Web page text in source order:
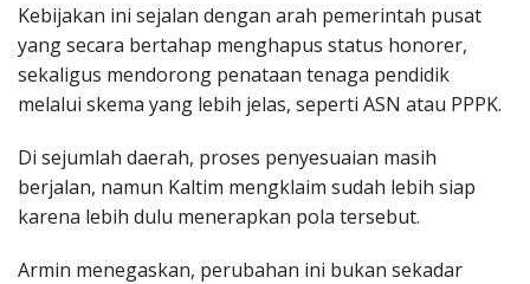
Kebijakan ini sejalan dengan arah pemerintah pusat
yang secara bertahap menghapus status honorer,
sekaligus mendorong penataan tenaga pendidik
melalui skema yang lebih jelas, seperti ASN atau PPPK.
Di sejumlah daerah, proses penyesuaian masih
berjalan, namun Kaltim mengklaim sudah lebih siap
karena lebih dulu menerapkan pola tersebut.
Armin menegaskan, perubahan ini bukan sekadar